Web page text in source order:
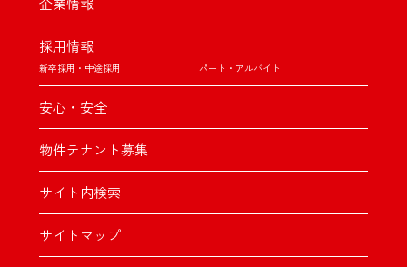
採用情報
新卒採用・中途採用 パート・アルバイト
安心・安全
物件テナント募集
サイト内検索
サイトマップ